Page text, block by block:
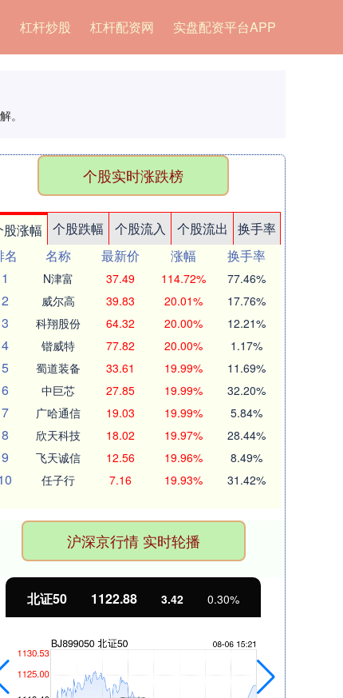
杠杆炒股 杠杆配资网 实盘配资平台APP
。
个股实时涨跌榜
股涨幅 个股跌幅 个股流入 个股流出
换手率
名
名称 最新价 涨幅
换手率
1
N津富 37.49 114.72% 77.46%
2 威尔高 39.83 20.01% 17.76%
3 科翔股份 64.32 20.00% 12.21%
4 锴威特 77.82 20.00% 1.17%
5 蜀道装备 33.61 19.99% 11.69%
6 中巨芯 27.85 19.99% 32.20%
7 广哈通信 19.03 19.99% 5.84%
8 欣天科技 18.02 19.97% 28.44%
9 飞天诚信 12.56 19.96% 8.49%
任子行 7.16 19.93% 31.42%
沪深京行情 实时轮播
北证50 1122.88 3.42 0.30%